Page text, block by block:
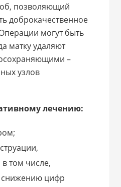
позволяющий
доброкачественное
могут быть
матку удаляют
–
узлов
лечению:
том числе,
цифр